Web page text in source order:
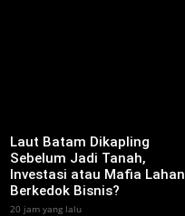
‎Laut Batam Dikapling
Sebelum Jadi Tanah,
Investasi atau Mafia Lahan
Berkedok Bisnis?
20 jam yang lalu